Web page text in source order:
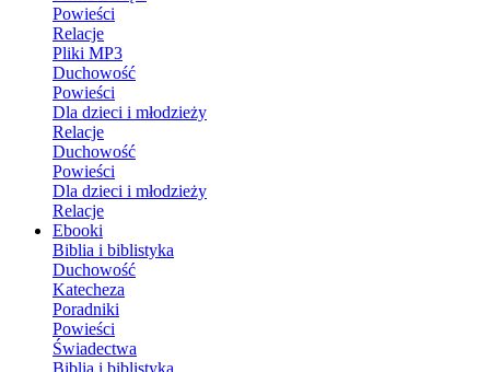
Powieści
Relacje
Pliki MP3
Duchowość
Powieści
Dla dzieci i młodzieży
Relacje
Duchowość
Powieści
Dla dzieci i młodzieży
Relacje
Ebooki
Biblia i biblistyka
Duchowość
Katecheza
Poradniki
Powieści
Świadectwa
Biblia i biblistyka